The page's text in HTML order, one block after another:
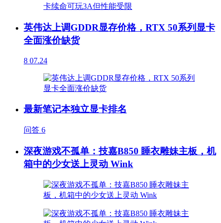
英伟达上调GDDR显存价格，RTX 50系列显卡
全面涨价缺货
8 07.24
最新笔记本独立显卡排名
问答 6
深夜游戏不孤单：技嘉B850 睡衣雕妹主板，机
箱中的少女送上灵动 Wink